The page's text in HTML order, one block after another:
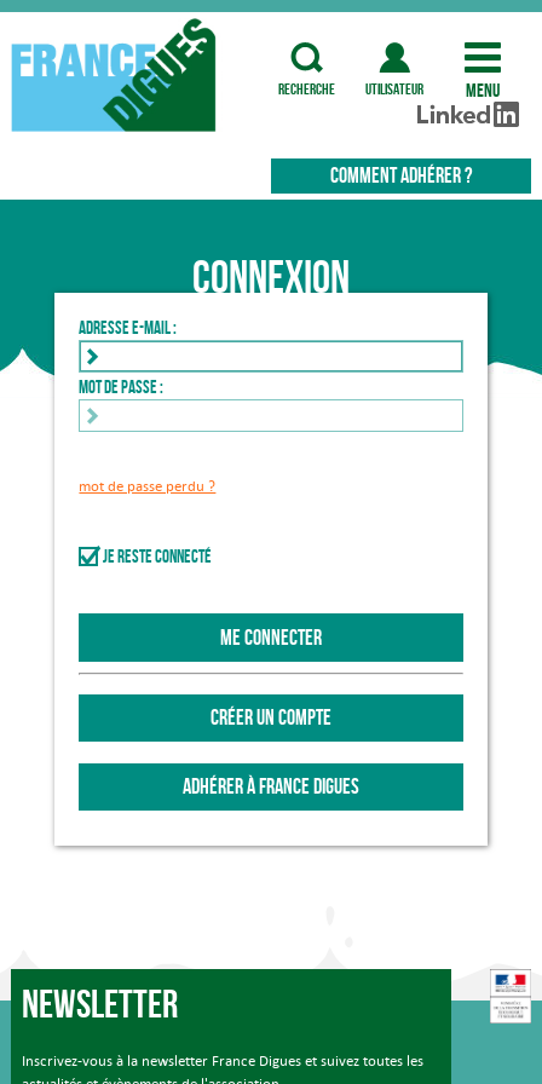
recherche utilisateur Menu
COMMENT ADHÉRER ?
Connexion
Adresse e-mail :
Mot de passe :
mot de passe perdu ?
Je reste connecté
ME CONNECTER
CRÉER UN COMPTE
ADHÉRER À FRANCE DIGUES
Newsletter
Inscrivez-vous à la newsletter France Digues et suivez toutes les